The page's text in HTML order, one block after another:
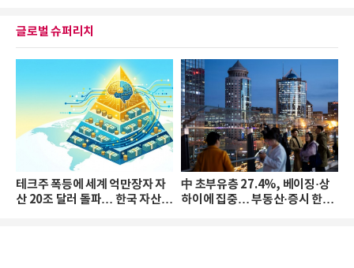
글로벌 슈퍼리치
테크주 폭등에 세계 억만장자 자
산 20조 달러 돌파… 한국 자산
中 초부유층 27.4%, 베이징·상
하이에 집중… 부동산·증시 한파